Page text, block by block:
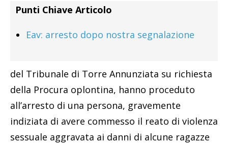
Punti Chiave Articolo
Eav: arresto dopo nostra segnalazione
del Tribunale di Torre Annunziata su richiesta
della Procura oplontina, hanno proceduto
all’arresto di una persona, gravemente
indiziata di avere commesso il reato di violenza
sessuale aggravata ai danni di alcune ragazze